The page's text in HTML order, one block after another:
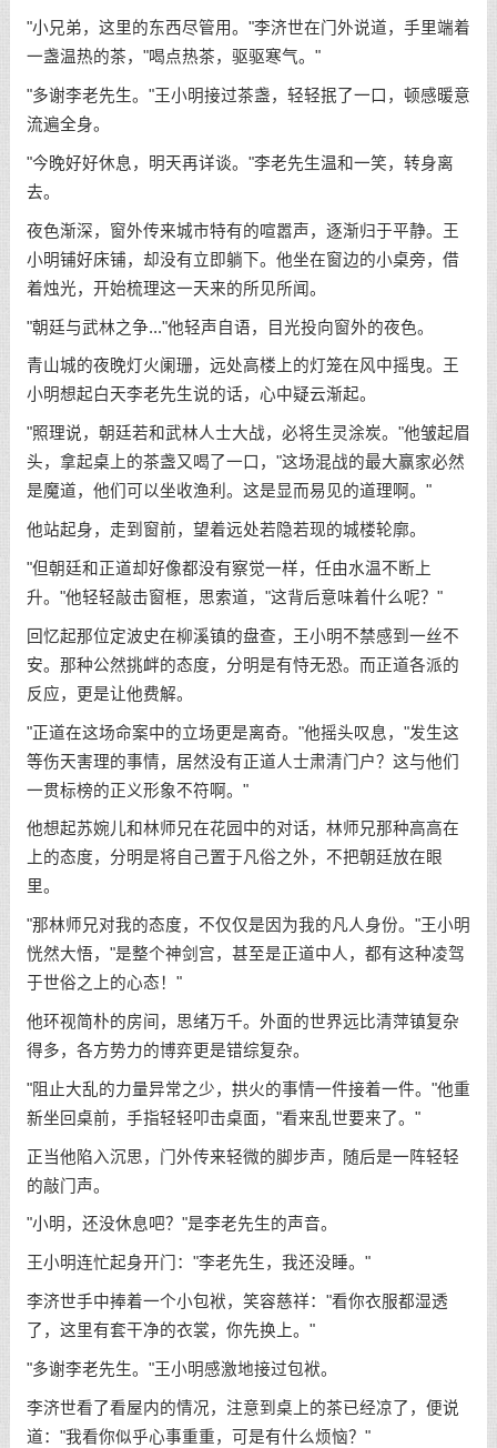
"小兄弟，这里的东西尽管用。"李济世在门外说道，手里端着
一盏温热的茶，"喝点热茶，驱驱寒气。"
"多谢李老先生。"王小明接过茶盏，轻轻抿了一口，顿感暖意
流遍全身。
"今晚好好休息，明天再详谈。"李老先生温和一笑，转身离
去。
夜色渐深，窗外传来城市特有的喧嚣声，逐渐归于平静。王
小明铺好床铺，却没有立即躺下。他坐在窗边的小桌旁，借
着烛光，开始梳理这一天来的所见所闻。
"朝廷与武林之争..."他轻声自语，目光投向窗外的夜色。
青山城的夜晚灯火阑珊，远处高楼上的灯笼在风中摇曳。王
小明想起白天李老先生说的话，心中疑云渐起。
"照理说，朝廷若和武林人士大战，必将生灵涂炭。"他皱起眉
头，拿起桌上的茶盏又喝了一口，"这场混战的最大赢家必然
是魔道，他们可以坐收渔利。这是显而易见的道理啊。"
他站起身，走到窗前，望着远处若隐若现的城楼轮廓。
"但朝廷和正道却好像都没有察觉一样，任由水温不断上
升。"他轻轻敲击窗框，思索道，"这背后意味着什么呢？"
回忆起那位定波史在柳溪镇的盘查，王小明不禁感到一丝不
安。那种公然挑衅的态度，分明是有恃无恐。而正道各派的
反应，更是让他费解。
"正道在这场命案中的立场更是离奇。"他摇头叹息，"发生这
等伤天害理的事情，居然没有正道人士肃清门户？这与他们
一贯标榜的正义形象不符啊。"
他想起苏婉儿和林师兄在花园中的对话，林师兄那种高高在
上的态度，分明是将自己置于凡俗之外，不把朝廷放在眼
里。
"那林师兄对我的态度，不仅仅是因为我的凡人身份。"王小明
恍然大悟，"是整个神剑宫，甚至是正道中人，都有这种凌驾
于世俗之上的心态！"
他环视简朴的房间，思绪万千。外面的世界远比清萍镇复杂
得多，各方势力的博弈更是错综复杂。
"阻止大乱的力量异常之少，拱火的事情一件接着一件。"他重
新坐回桌前，手指轻轻叩击桌面，"看来乱世要来了。"
正当他陷入沉思，门外传来轻微的脚步声，随后是一阵轻轻
的敲门声。
"小明，还没休息吧？"是李老先生的声音。
王小明连忙起身开门："李老先生，我还没睡。"
李济世手中捧着一个小包袱，笑容慈祥："看你衣服都湿透
了，这里有套干净的衣裳，你先换上。"
"多谢李老先生。"王小明感激地接过包袱。
李济世看了看屋内的情况，注意到桌上的茶已经凉了，便说
道："我看你似乎心事重重，可是有什么烦恼？"